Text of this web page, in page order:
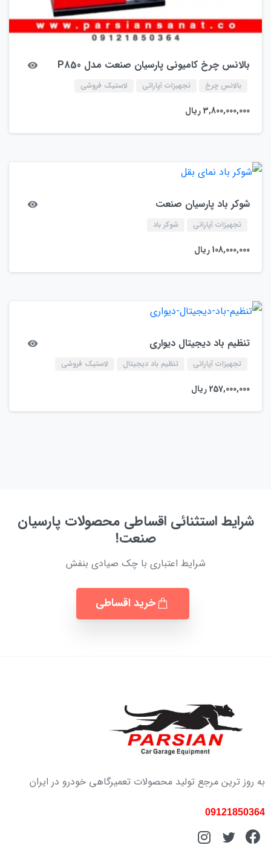
بالانس چرخ کامیونی پارسیان صنعت مدل P850
بالانس چرخ تجهیزات آپاراتی لاستیک فروشی
3,800,000,000ریال
شوکر باد پارسیان صنعت
تجهیزات آپاراتی شوکر باد
108,000,000ریال
تنظیم باد دیجیتال دیواری
تجهیزات آپاراتی تنظیم باد دیجیتال لاستیک فروشی
257,000,000ریال
شرایط استثنائی اقساطی محصولات پارسیان
صنعت!
شرایط اعتباری با چک صیادی بنفش
خرید اقساطی
به روز ترین مرجع تولید محصولات تعمیرگاهی خودرو در ایران
09121850364